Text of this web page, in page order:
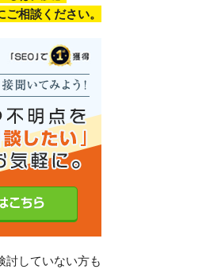
相談ください。
討していない方も